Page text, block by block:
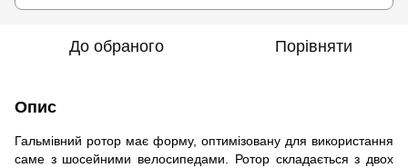
До обраного Порівняти
Опис
Гальмівний ротор має форму, оптимізовану для використання
саме з шосейними велосипедами. Ротор складається з двох